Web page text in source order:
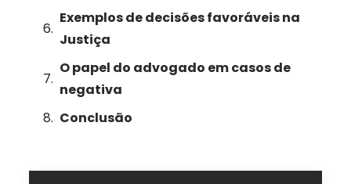
Exemplos de decisões favoráveis na
Justiça
O papel do advogado em casos de
negativa
Conclusão